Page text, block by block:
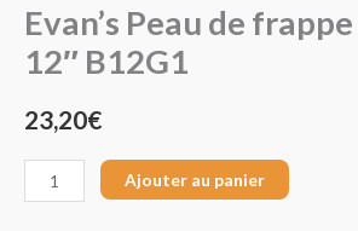
Evan’s Peau de
12″ B12G1
23,20€
Ajouter au panier